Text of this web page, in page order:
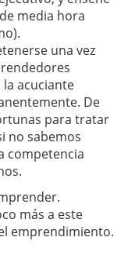
media hora
una vez
acuciante
De
para tratar
no sabemos
competencia
más a este
emprendimiento.